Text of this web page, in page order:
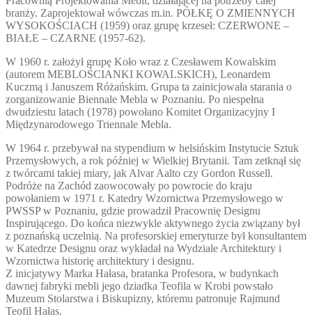
branży. Zaprojektował wówczas m.in. PÓŁKĘ O ZMIENNYCH
WYSOKOŚCIACH (1959) oraz grupę krzeseł: CZERWONE –
BIAŁE – CZARNE (1957-62).
W 1960 r. założył grupę Koło wraz z Czesławem Kowalskim
(autorem MEBLOŚCIANKI KOWALSKICH), Leonardem
Kuczmą i Januszem Różańskim. Grupa ta zainicjowała starania o
zorganizowanie Biennale Mebla w Poznaniu. Po niespełna
dwudziestu latach (1978) powołano Komitet Organizacyjny I
Międzynarodowego Triennale Mebla.
W 1964 r. przebywał na stypendium w helsińskim Instytucie Sztuk
Przemysłowych, a rok później w Wielkiej Brytanii. Tam zetknął się
z twórcami takiej miary, jak Alvar Aalto czy Gordon Russell.
Podróże na Zachód zaowocowały po powrocie do kraju
powołaniem w 1971 r. Katedry Wzornictwa Przemysłowego w
PWSSP w Poznaniu, gdzie prowadził Pracownię Designu
Inspirującego. Do końca niezwykle aktywnego życia związany był
z poznańską uczelnią. Na profesorskiej emeryturze był konsultantem
w Katedrze Designu oraz wykładał na Wydziale Architektury i
Wzornictwa historię architektury i designu.
Z inicjatywy Marka Hałasa, bratanka Profesora, w budynkach
dawnej fabryki mebli jego dziadka Teofila w Krobi powstało
Muzeum Stolarstwa i Biskupizny, któremu patronuje Rajmund
Teofil Hałas.